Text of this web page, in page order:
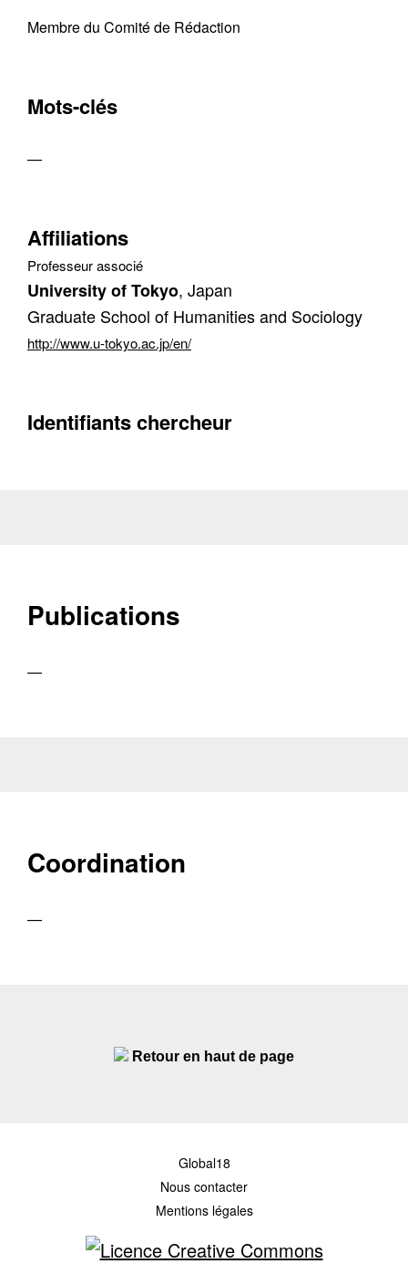
Membre du Comité de Rédaction
Mots-clés
—
Affiliations
Professeur associé
University of Tokyo, Japan
Graduate School of Humanities and Sociology
http://www.u-tokyo.ac.jp/en/
Identifiants chercheur
Publications
—
Coordination
—
Contacter
Récupération de l'adresse e-mail
Retour en haut de page
Global18
Nous contacter
Mentions légales